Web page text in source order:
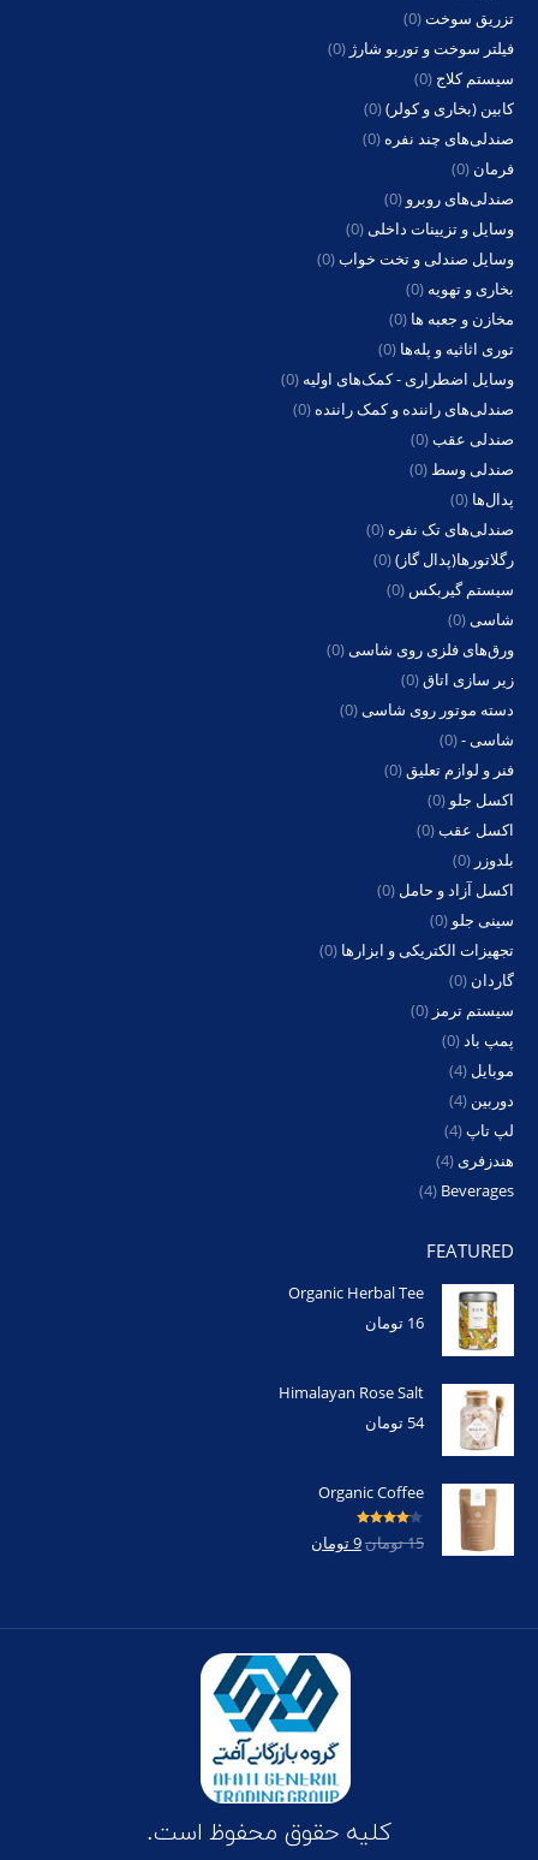
تزریق سوخت(0)
فیلتر سوخت و توربو شارژ (0)
سیستم کلاج (0)
کابین (بخاری و کولر)(0)
صندلی‌های چند نفره (0)
فرمان (0)
صندلی‌های روبرو (0)
وسایل و تزیینات داخلی(0)
وسایل صندلی و تخت خواب(0)
بخاری و تهویه (0)
مخازن و جعبه ها (0)
توری اثاثیه و پله‌ها (0)
وسایل اضطراری - کمک‌های اولیه (0)
صندلی‌های راننده و کمک راننده (0)
صندلی عقب(0)
صندلی وسط (0)
پدال‌ها (0)
صندلی‌های تک نفره (0)
رگلاتورها(پدال گاز)(0)
سیستم گیربکس (0)
شاسی(0)
ورق‌های فلزی روی شاسی(0)
زیر سازی اتاق(0)
دسته موتور روی شاسی(0)
شاسی -(0)
فنر و لوازم تعلیق(0)
اکسل جلو (0)
اکسل عقب(0)
بلدوزر (0)
اکسل آزاد و حامل (0)
سینی جلو (0)
تجهیزات الکتریکی و ابزارها (0)
گاردان (0)
سیستم ترمز (0)
پمپ باد(0)
موبایل (4)
دوربین (4)
لپ تاپ(4)
هندزفری(4)
Beverages
(4)
FEATURED
Organic Herbal Tee
16 تومان
Himalayan Rose Salt
54 تومان
Organic Coffee
امتیاز4.00
از 5 15تومان9تومان
کلیه حقوق محفوظ است.